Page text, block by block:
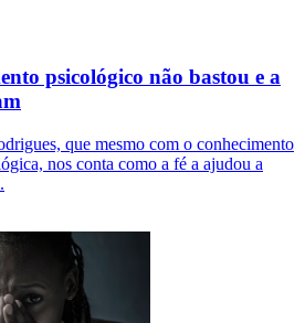
psicológico não bastou e a
que mesmo com o conhecimento
nos conta como a fé a ajudou a